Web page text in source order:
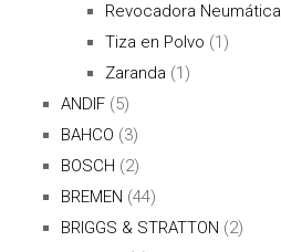
Revocadora Neumática
Tiza en Polvo (1)
Zaranda (1)
ANDIF (5)
BAHCO (3)
BOSCH (2)
BREMEN (44)
BRIGGS & STRATTON (2)